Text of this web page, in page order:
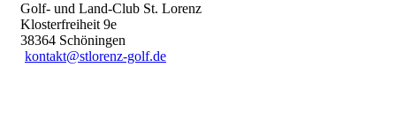
Golf- und Land-Club St. Lorenz
Klosterfreiheit 9e
38364 Schöningen
kontakt@stlorenz-golf.de